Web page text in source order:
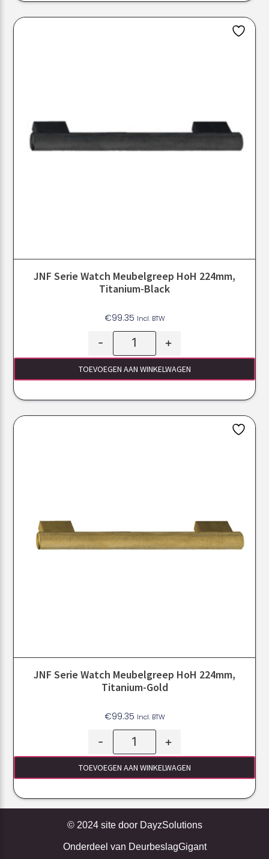
JNF Serie Watch Meubelgreep HoH 224mm,
Titanium-Black
€99.35 Incl. BTW
- +
TOEVOEGEN AAN WINKELWAGEN
JNF Serie Watch Meubelgreep HoH 224mm,
Titanium-Gold
€99.35 Incl. BTW
- +
TOEVOEGEN AAN WINKELWAGEN
© 2024 site door DayzSolutions
Onderdeel van DeurbeslagGigant